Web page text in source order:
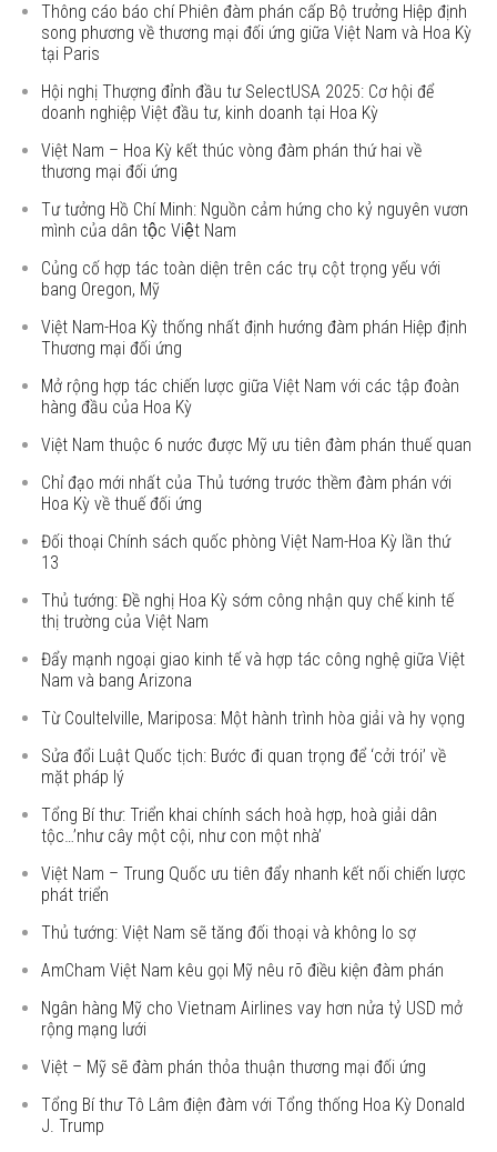
Thông cáo báo chí Phiên đàm phán cấp Bộ trưởng Hiệp định
song phương về thương mại đối ứng giữa Việt Nam và Hoa Kỳ
tại Paris
Hội nghị Thượng đỉnh đầu tư SelectUSA 2025: Cơ hội để
doanh nghiệp Việt đầu tư, kinh doanh tại Hoa Kỳ
Việt Nam – Hoa Kỳ kết thúc vòng đàm phán thứ hai về
thương mại đối ứng
Tư tưởng Hồ Chí Minh: Nguồn cảm hứng cho kỷ nguyên vươn
mình của dân tộc Việt Nam
Củng cố hợp tác toàn diện trên các trụ cột trọng yếu với
bang Oregon, Mỹ
Việt Nam-Hoa Kỳ thống nhất định hướng đàm phán Hiệp định
Thương mại đối ứng
Mở rộng hợp tác chiến lược giữa Việt Nam với các tập đoàn
hàng đầu của Hoa Kỳ
Việt Nam thuộc 6 nước được Mỹ ưu tiên đàm phán thuế quan
Chỉ đạo mới nhất của Thủ tướng trước thềm đàm phán với
Hoa Kỳ về thuế đối ứng
Đối thoại Chính sách quốc phòng Việt Nam-Hoa Kỳ lần thứ
13
Thủ tướng: Đề nghị Hoa Kỳ sớm công nhận quy chế kinh tế
thị trường của Việt Nam
Đẩy mạnh ngoại giao kinh tế và hợp tác công nghệ giữa Việt
Nam và bang Arizona
Từ Coultelville, Mariposa: Một hành trình hòa giải và hy vọng
Sửa đổi Luật Quốc tịch: Bước đi quan trọng để ‘cởi trói’ về
mặt pháp lý
Tổng Bí thư: Triển khai chính sách hoà hợp, hoà giải dân
tộc…’như cây một cội, như con một nhà’
Việt Nam – Trung Quốc ưu tiên đẩy nhanh kết nối chiến lược
phát triển
Thủ tướng: Việt Nam sẽ tăng đối thoại và không lo sợ
AmCham Việt Nam kêu gọi Mỹ nêu rõ điều kiện đàm phán
Ngân hàng Mỹ cho Vietnam Airlines vay hơn nửa tỷ USD mở
rộng mạng lưới
Việt – Mỹ sẽ đàm phán thỏa thuận thương mại đối ứng
Tổng Bí thư Tô Lâm điện đàm với Tổng thống Hoa Kỳ Donald
J. Trump